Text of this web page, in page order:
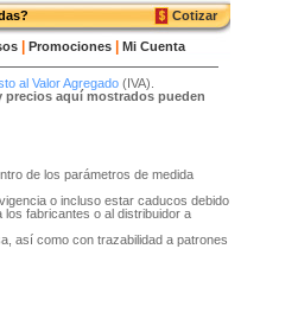
Cotizar
Promociones Mi Cuenta
al Valor Agregado (IVA).
aquí mostrados pueden
de los parámetros de medida
o incluso estar caducos debido
los fabricantes o al distribuidor a
así como con trazabilidad a patrones